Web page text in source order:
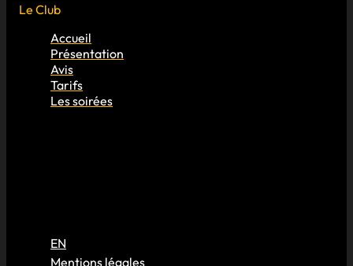
Le Club
Accueil
Présentation
Avis
Tarifs
Les soirées
EN
Mentions légales